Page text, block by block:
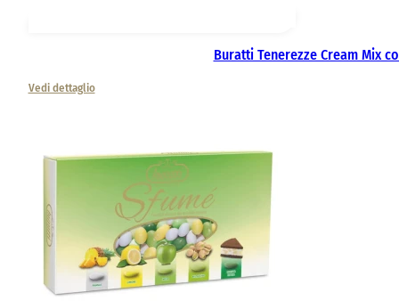
Buratti Tenerezze Cream Mix
Vedi dettaglio